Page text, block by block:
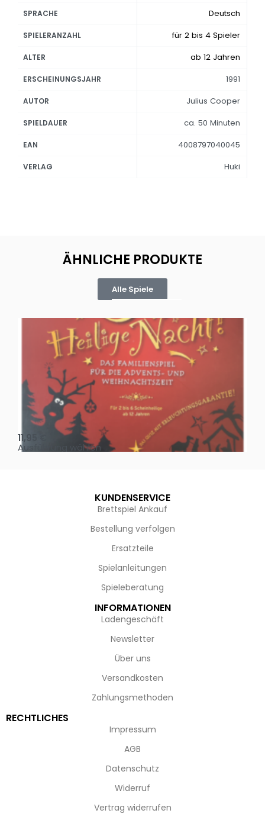
SPRACHE Deutsch
SPIELERANZAHL für 2 bis 4 Spieler
ALTER ab 12 Jahren
ERSCHEINUNGSJAHR 1991
AUTOR Julius Cooper
SPIELDAUER ca. 50 Minuten
EAN 4008797040045
VERLAG Huki
ÄHNLICHE PRODUKTE
Alle Spiele
Oh, heilige Nacht!
11,95
Ausführung wählen
KUNDENSERVICE
Brettspiel Ankauf
Bestellung verfolgen
Ersatzteile
Spielanleitungen
Spieleberatung
INFORMATIONEN
Ladengeschäft
Newsletter
Über uns
Versandkosten
Zahlungsmethoden
RECHTLICHES
Impressum
AGB
Datenschutz
Widerruf
Vertrag widerrufen